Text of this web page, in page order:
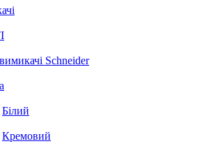
Schneider
Білий
Кремовий